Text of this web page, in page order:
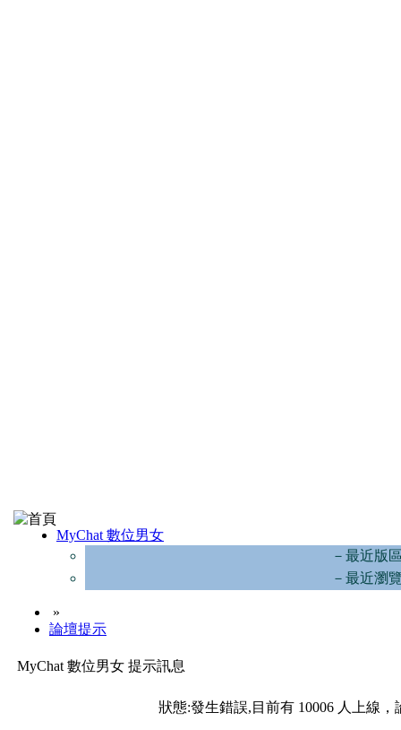
MyChat 數位男女
－最近版
－最近瀏
»
論壇提示
MyChat 數位男女 提示訊息
狀態:發生錯誤,目前有 10006 人上線